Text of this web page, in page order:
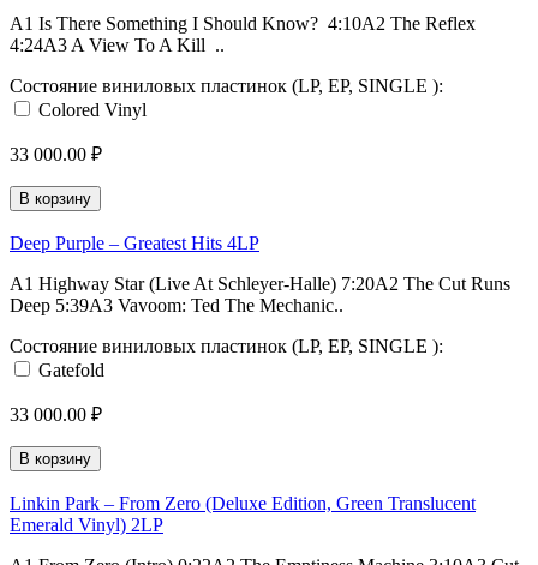
A1 Is There Something I Should Know? 4:10A2 The Reflex
4:24A3 A View To A Kill ..
Состояние виниловых пластинок (LP, EP, SINGLE ):
Colored Vinyl
33 000.00 ₽
В корзину
Deep Purple – Greatest Hits 4LP
A1 Highway Star (Live At Schleyer-Halle) 7:20A2 The Cut Runs
Deep 5:39A3 Vavoom: Ted The Mechanic..
Состояние виниловых пластинок (LP, EP, SINGLE ):
Gatefold
33 000.00 ₽
В корзину
Linkin Park – From Zero (Deluxe Edition, Green Translucent
Emerald Vinyl) 2LP